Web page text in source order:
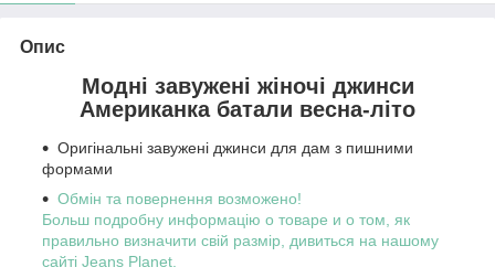
Опис
Модні завужені жіночі джинси
Американка батали весна-літо
Оригінальні завужені джинси для дам з пишними
формами
Обмін та повернення возможено!
Больш подробну информацію о товаре и о том, як
правильно визначити свій размір, дивиться на нашому
сайті Jeans Planet.